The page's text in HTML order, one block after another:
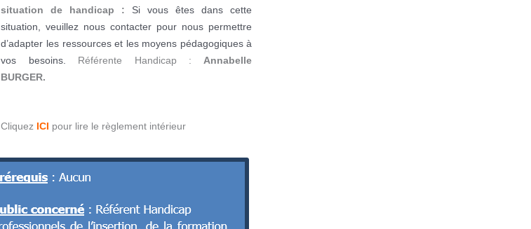
situation de handicap : Si vous êtes dans cette
situation , veuillez nous contacter pour nous permettre
d’adapter les ressources et les moyens pédagogiques à
vos besoins. Référente Handicap : Annabelle
BURGER.
Cliquez ICI pour lire le règlement intérieur